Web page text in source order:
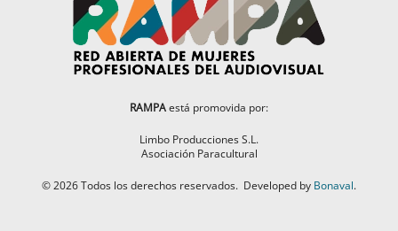
RAMPAestá promovida por:
Limbo Producciones S.L.
Asociación Paracultural
©2026Todos los derechos reservados. Developed by Bonaval.